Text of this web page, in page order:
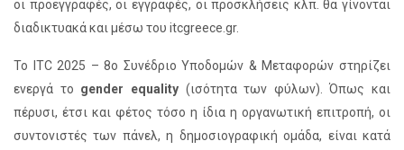
οι προεγγραφές, οι εγγραφές, οι προσκλήσεις κλπ. θα γίνονται
διαδικτυακά και μέσω του itcgreece.gr.
Το ITC 2025 – 8ο Συνέδριο Υποδομών & Μεταφορών στηρίζει
ενεργά το gender equality(ισότητα των φύλων). Όπως και
πέρυσι, έτσι και φέτος τόσο η ίδια η οργανωτική επιτροπή, οι
συντονιστές των πάνελ, η δημοσιογραφική ομάδα, είναι κατά